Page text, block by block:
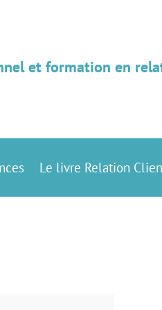
et formation en
Le livre Relation